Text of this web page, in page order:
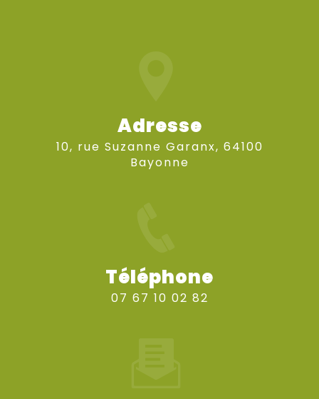
Adresse
10, rue Suzanne Garanx, 64100
Bayonne
Téléphone
07 67 10 02 82